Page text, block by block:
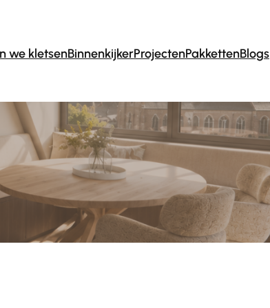
we kletsenBinnenkijkerProjectenPakkettenBlogs